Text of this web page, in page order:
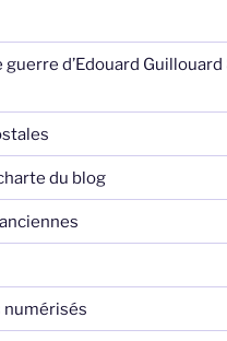
guerre d’Edouard Guillouard
du blog
numérisés